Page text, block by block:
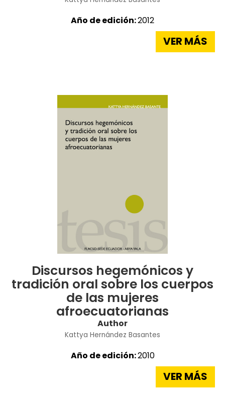
Año de edición:2012
VER MÁS
Discursos hegemónicos y
tradición oral sobre los cuerpos
de las mujeres
afroecuatorianas
Author
Kattya Hernández Basantes
Año de edición:2010
VER MÁS